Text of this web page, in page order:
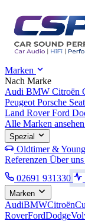
Marken
Nach Marke
Audi BMW Citroën
Peugeot Porsche Seat
Land RoverFord
Alle Marken ansehen
Spezial
Oldtimer &
Referenzen Über uns
02691 931330
Marken
AudiBMWCitroën
RoverFordDodge